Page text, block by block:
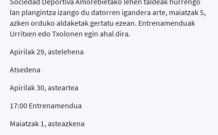
lan plangintza izango du datorren igandera arte, maiatzak 5,
azken orduko aldaketak gertatu ezean. Entrenamenduak
Urritxen edo Txolonen egin ahal dira.
Apirilak 29, astelehena
Atsedena
Apirilak 30, asteartea
17:00 Entrenamendua
Maiatzak 1, asteazkena